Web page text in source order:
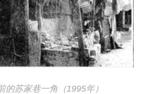
的苏家巷一角（1995年）